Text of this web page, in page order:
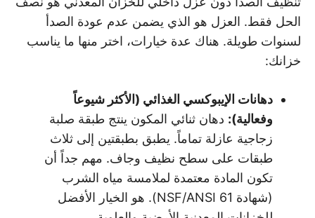
الحل فقط. العزل هو الذي يضمن عدم عودة الصدأ
لسنوات طويلة. هناك عدة خيارات، اختر منها ما يناسب
خزانك:
دهانات الإيبوكسي الغذائي (الأكثر شيوعاً
وفعالية): دهان ثنائي المكون ينتج طبقة صلبة
زجاجية عازلة تماماً. يطبق بطبقتين إلى ثلاث
طبقات على سطح نظيف وجاف. مهم جداً أن
تكون المادة معتمدة لملامسة مياه الشرب
(شهادة NSF/ANSI 61). هو الخيار الأفضل